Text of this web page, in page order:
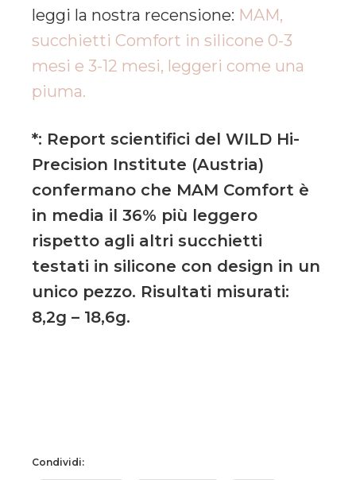
leggi la nostra recensione: MAM,
succhietti Comfort in silicone 0-3
mesi e 3-12 mesi, leggeri come una
piuma.
*: Report scientifici del WILD Hi-
Precision Institute (Austria)
confermano che MAM Comfort è
in media il 36% più leggero
rispetto agli altri succhietti
testati in silicone con design in un
unico pezzo. Risultati misurati:
8,2g – 18,6g.
Condividi: